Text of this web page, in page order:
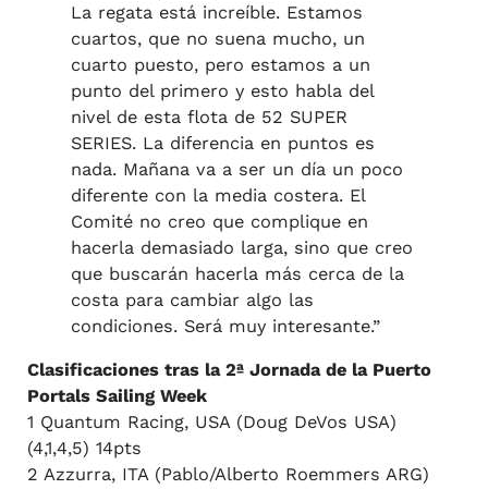
La regata está increíble. Estamos
cuartos, que no suena mucho, un
cuarto puesto, pero estamos a un
punto del primero y esto habla del
nivel de esta flota de 52 SUPER
SERIES. La diferencia en puntos es
nada. Mañana va a ser un día un poco
diferente con la media costera. El
Comité no creo que complique en
hacerla demasiado larga, sino que creo
que buscarán hacerla más cerca de la
costa para cambiar algo las
condiciones. Será muy interesante.”
Clasificaciones tras la 2ª Jornada de la Puerto
Portals Sailing Week
1 Quantum Racing, USA (Doug DeVos USA)
(4,1,4,5) 14pts
2 Azzurra, ITA (Pablo/Alberto Roemmers ARG)